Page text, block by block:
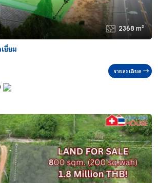
2368 m²
ยี่ยม
รายละเอียด